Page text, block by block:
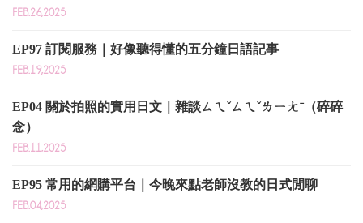
FEB.26,2025
EP97 訂閱服務｜好像聽得懂的五分鐘日語記事
FEB.19,2025
EP04 關於拍照的實用日文｜雜談ㄙㄟˇㄙㄟˇㄌㄧㄤˉ（碎碎
念）
FEB.11,2025
EP95 常用的網購平台｜今晚來點老師沒教的日式閒聊
FEB.04,2025